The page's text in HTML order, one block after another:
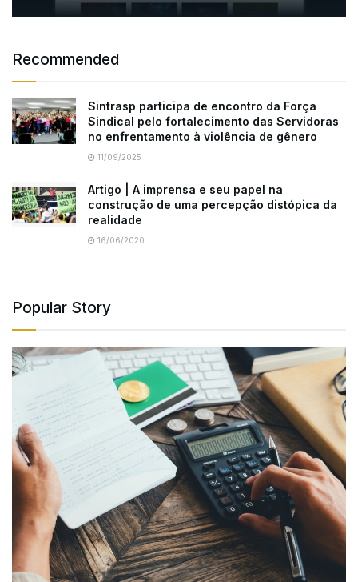
Recommended
Sintrasp participa de encontro da Força
Sindical pelo fortalecimento das Servidoras
no enfrentamento à violência de gênero
11/09/2025
Artigo | A imprensa e seu papel na
construção de uma percepção distópica da
realidade
16/06/2020
Popular Story